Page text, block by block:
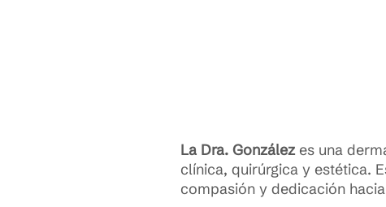
La Dra. Gonzálezes una
clínica, quirúrgica y estética.
compasión y dedicación